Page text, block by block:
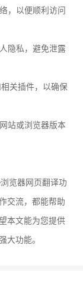
，以便顺利访问
隐私，避免泄露
关插件，以确保
站或浏览器版本
览器网页翻译功
交流，都能帮助
本文能为您提供
大功能。